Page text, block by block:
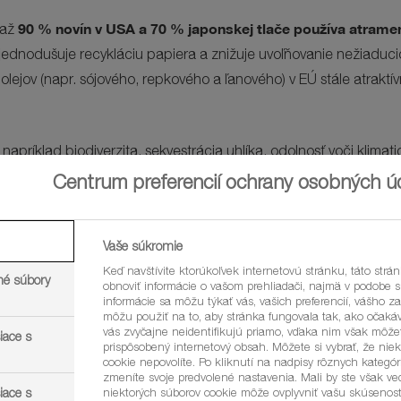
90 % novín v USA a 70 % japonskej tlače používa
recykláciu papiera a znižuje uvoľňovanie
(napr. sójového, repkového a ľanového) v EÚ stále
biodiverzita, sekvestrácia uhlíka, odolnosť voči
ukazuje, ako sa všetci môžeme učiť nové veci o skrytom a
Research)
Centrum preferencií ochrany osobných
súbory
s
s
Vaše súkromie
Keď navštívite ktorúkoľvek internetovú stránku, táto
obnoviť informácie o vašom prehliadači, najmä v podobe
informácie sa môžu týkať vás, vašich preferencií, vášho
môžu použiť na to, aby stránka fungovala tak, ako
vás zvyčajne neidentifikujú priamo, vďaka nim však
prispôsobený internetový obsah. Môžete si vybrať, že
cookie nepovolíte. Po kliknutí na nadpisy rôznych
zmeníte svoje predvolené nastavenia. Mali by ste však
niektorých súborov cookie môže ovplyvniť vašu